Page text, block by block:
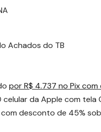
Achados do TB
por R$ 4.737 no Pix
celular da Apple com
desconto de 45%